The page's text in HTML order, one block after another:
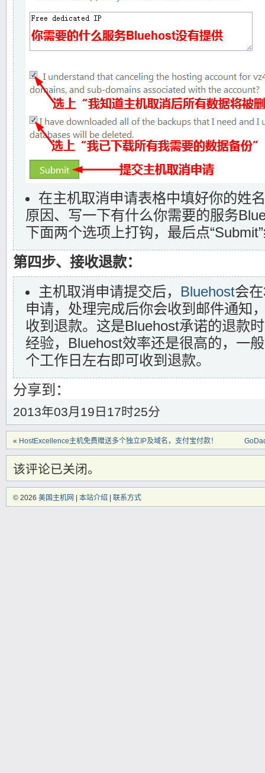
在主机取消申请表格中填好你的姓
原因、写一下有什么你需要的服务
下面两个选项上打钩，最后点
第四步、接收退款：
主机取消申请提交后， Bluehost会
申请，处理完成后你会收到邮件通知
收到退款。这是Bluehost承诺的退款
经验，Bluehost效率还是很高的，一
个工作日左右即可收到退款。
分享到：
2013年03月19日17时25分
« HostExcellence主机免费赠送多个独立IP及域名，支付宝付款！
该评论已关闭。
© 2026 美国主机网 本站介绍 联系方式